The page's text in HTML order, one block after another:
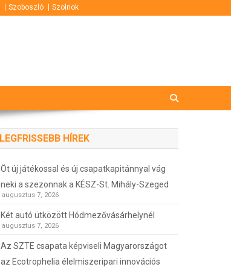
Szoboszló Szolnok
LEGFRISSEBB HÍREK
Öt új játékossal és új csapatkapitánnyal vág
neki a szezonnak a KÉSZ-St. Mihály-Szeged
augusztus 7, 2026
Két autó ütközött Hódmezővásárhelynél
augusztus 7, 2026
Az SZTE csapata képviseli Magyarországot
az Ecotrophelia élelmiszeripari innovációs